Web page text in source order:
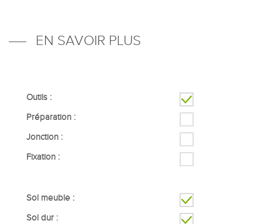
EN SAVOIR PLUS
Outils :
Préparation :
Jonction :
Fixation :
Sol meuble :
Sol dur :